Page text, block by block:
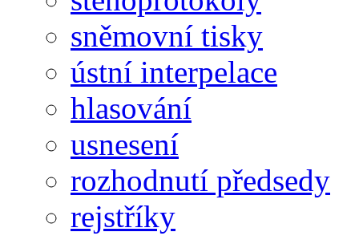
sněmovní tisky
ústní interpelace
hlasování
usnesení
rozhodnutí předsedy
rejstříky